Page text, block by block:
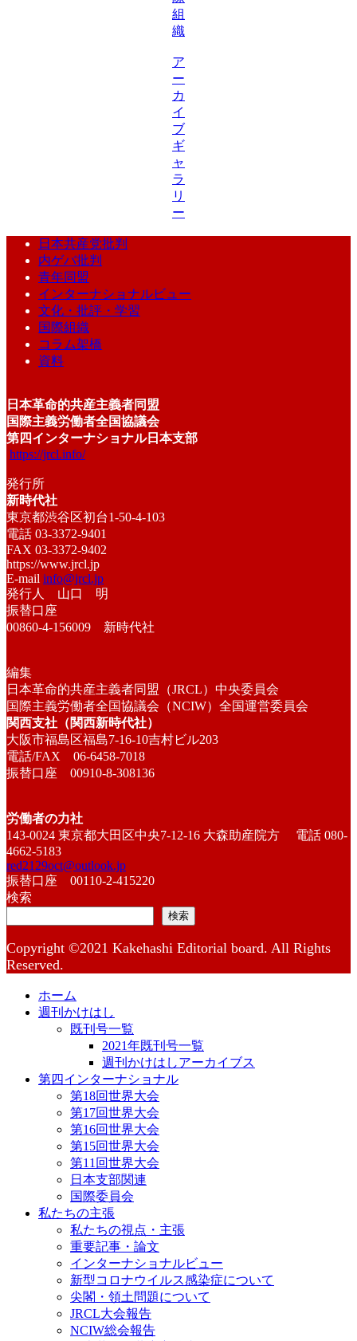
組
織
ア
ー
カ
イ
ブ
ギ
ャ
ラ
リ
ー
日本共産党批判
内ゲバ批判
青年同盟
インターナショナルビュー
文化・批評・学習
国際組織
コラム架橋
資料
日本革命的共産主義者同盟
国際主義労働者全国協議会
第四インターナショナル日本支部
https://jrcl.info/
発行所
新時代社
東京都渋谷区初台1-50-4-103
電話 03-3372-9401
FAX 03-3372-9402
https://www.jrcl.jp
E-mail info@jrcl.jp
発行人 山口 明
振替口座
00860-4-156009 新時代社
編集
日本革命的共産主義者同盟（JRCL）中央委員会
国際主義労働者全国協議会（NCIW）全国運営委員会
関西支社（関西新時代社）
大阪市福島区福島7-16-10吉村ビル203
電話/FAX 06-6458-7018
振替口座 00910-8-308136
労働者の力社
143-0024 東京都大田区中央7-12-16 大森助産院方 電話 080-
4662-5183
red2129oct@outlook.jp
振替口座 00110-2-415220
検索
検索
Copyright ©2021 Kakehashi Editorial board. All Rights
Reserved.
ホーム
週刊かけはし
既刊号一覧
2021年既刊号一覧
週刊かけはしアーカイブス
第四インターナショナル
第18回世界大会
第17回世界大会
第16回世界大会
第15回世界大会
第11回世界大会
日本支部関連
国際委員会
私たちの主張
私たちの視点・主張
重要記事・論文
インターナショナルビュー
新型コロナウイルス感染症について
尖閣・領土問題について
JRCL大会報告
NCIW総会報告